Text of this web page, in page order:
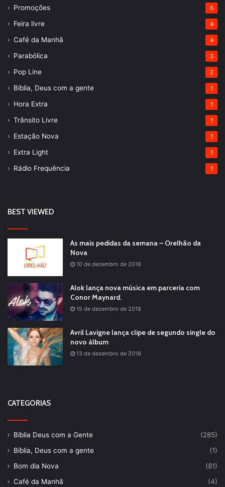
Promoções 6
Feira livre 4
Café da Manhã 4
Parabólica 3
Pop Line 2
Bíblia, Deus com a gente 1
Hora Extra 1
Trânsito Livre 1
Estação Nova 1
Extra Light 1
Rádio Frequência 1
BEST VIEWED
As mais pedidas da semana – Orelhão da
Nova
10 de dezembro de 2018
Alok lança nova música em parceria com
Conor Maynard.
15 de dezembro de 2018
Avril Lavigne lança clipe de segundo single do
novo álbum
13 de dezembro de 2018
CATEGORIAS
Bíblia Deus com a Gente
(285)
Bíblia, Deus com a gente
(1)
Bom dia Nova
(81)
Café da Manhã
(4)